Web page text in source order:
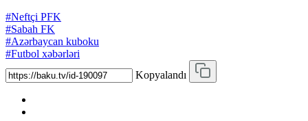
#Neftçi PFK
#Sabah FK
#Azərbaycan kuboku
#Futbol xəbərləri
Kopyalandı